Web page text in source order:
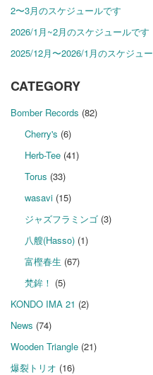
2〜3月のスケジュールです
2026/1月~2月のスケジュールです
2025/12月〜2026/1月のスケジュ
CATEGORY
Bomber Records (82)
Cherry's (6)
Herb-Tee(41)
Torus (33)
wasavi(15)
ジャズフラミンゴ(3)
八艘(Hasso)(1)
富樫春生 (67)
梵鉾！ (5)
KONDO IMA 21 (2)
News (74)
Wooden Triangle (21)
爆裂トリオ (16)